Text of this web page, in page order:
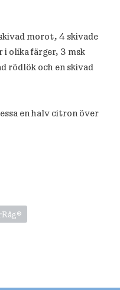
morot, 4 skivade
olika färger, 3 msk
rödlök och en skivad
en halv citron över